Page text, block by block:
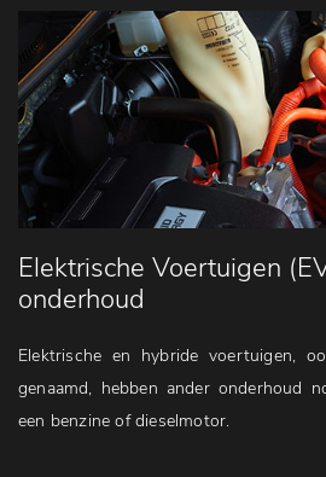
Elektrische Voertuigen
onderhoud
Elektrische en hybride voertuigen,
genaamd, hebben ander onderhoud
een benzine of dieselmotor.